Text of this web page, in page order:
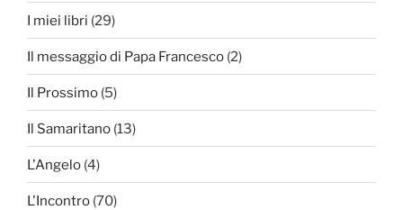
I miei libri (29)
Il messaggio di Papa Francesco (2)
Il Prossimo (5)
Il Samaritano (13)
L'Angelo (4)
L'Incontro (70)